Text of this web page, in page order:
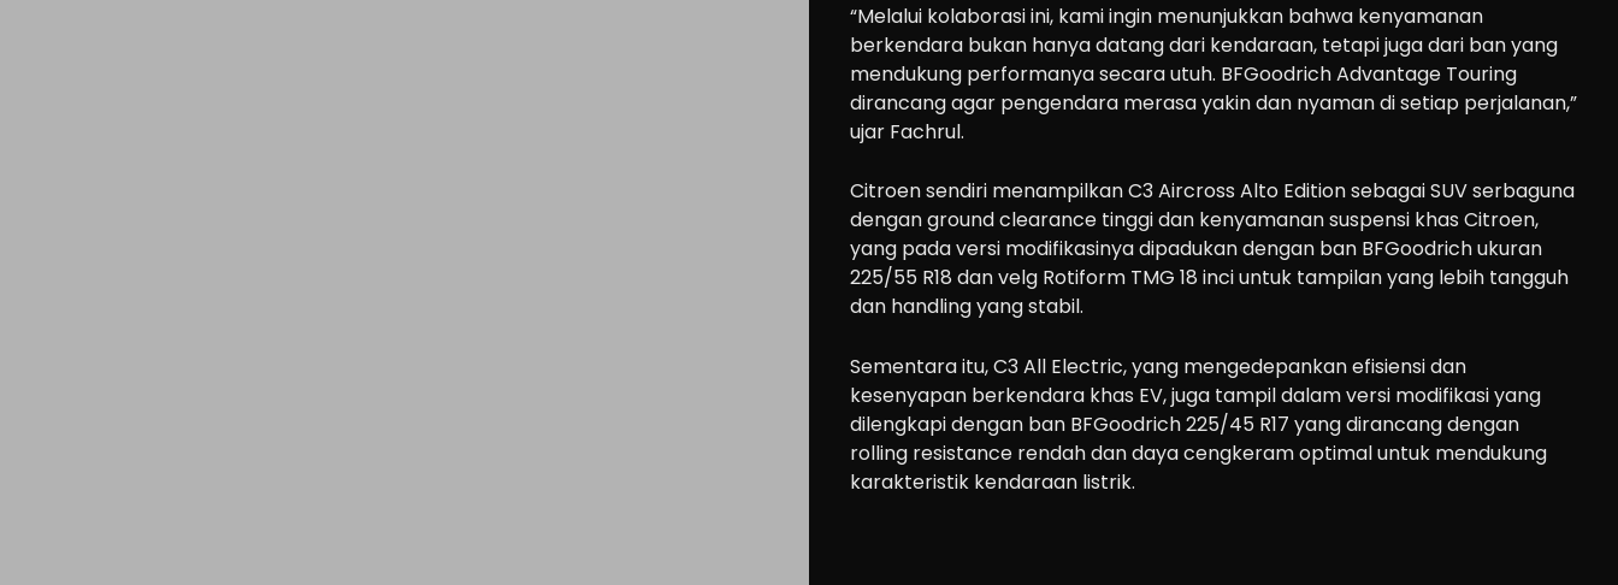
“Melalui kolaborasi ini, kami ingin menunjukkan bahwa kenyamanan
berkendara bukan hanya datang dari kendaraan, tetapi juga dari ban yang
mendukung performanya secara utuh. BFGoodrich Advantage Touring
dirancang agar pengendara merasa yakin dan nyaman di setiap perjalanan,”
ujar Fachrul.
​Citroen sendiri menampilkan C3 Aircross Alto Edition sebagai SUV serbaguna
dengan ground clearance tinggi dan kenyamanan suspensi khas Citroen,
yang pada versi modifikasinya dipadukan dengan ban BFGoodrich ukuran
225/55 R18 dan velg Rotiform TMG 18 inci untuk tampilan yang lebih tangguh
dan handling yang stabil.
Sementara itu, C3 All Electric, yang mengedepankan efisiensi dan
kesenyapan berkendara khas EV, juga tampil dalam versi modifikasi yang
dilengkapi dengan ban BFGoodrich 225/45 R17 yang dirancang dengan
rolling resistance rendah dan daya cengkeram optimal untuk mendukung
karakteristik kendaraan listrik.